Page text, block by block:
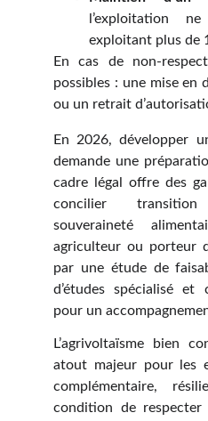
l’exploitation
exploitant plus de
En cas de non-
possibles : une mise en
ou un retrait
En 2026, développer
demande une
cadre légal offre des
concilier
souveraineté
agriculteur ou porteur
par une étude de
d’études spécialisé
pour un
L’agrivoltaïsme bien
atout majeur pour les
complémentaire,
condition de respecter